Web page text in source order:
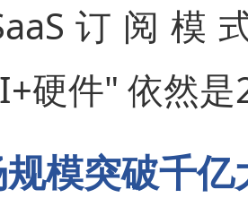
订阅模
硬件" 依然
模突破千亿